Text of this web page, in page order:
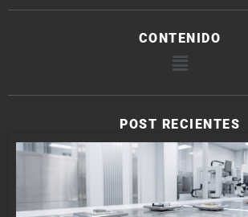
CONTENIDO
POST RECIENTES